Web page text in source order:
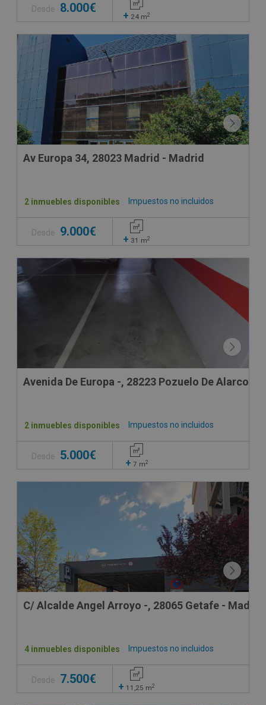
Desde 8.000€
+ 24 m2
Av Europa 34, 28023 Madrid - Madrid
Impuestos no incluidos
2 inmuebles disponibles
Desde 9.000€
+ 31 m2
Avenida De Europa -, 28223 Pozuelo De Alarcon
Impuestos no incluidos
2 inmuebles disponibles
Desde 5.000€
+ 7 m2
C/ Alcalde Angel Arroyo -, 28065 Getafe - Madrid
Impuestos no incluidos
4 inmuebles disponibles
Desde 7.500€
+ 11,25 m2